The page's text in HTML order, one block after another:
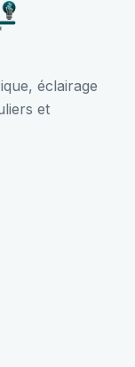
éclairage
et